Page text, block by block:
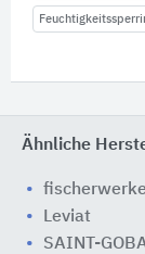
Ähnliche
Leviat
SAINT-